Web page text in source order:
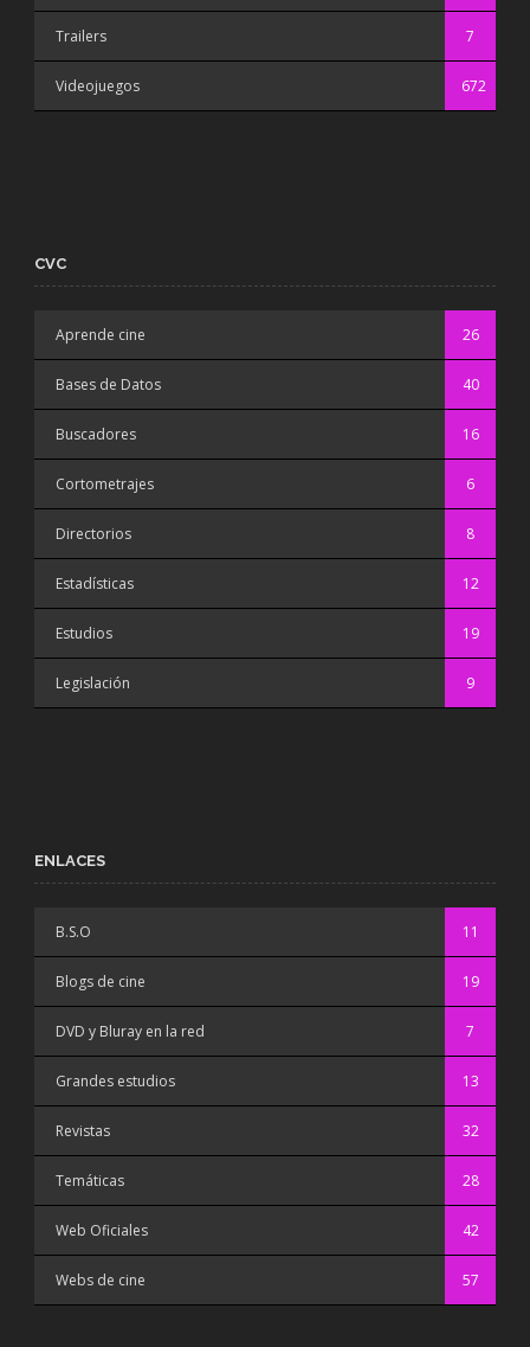
Trailers 7
Videojuegos 672
CVC
Aprende cine 26
Bases de Datos 40
Buscadores 16
Cortometrajes 6
Directorios 8
Estadísticas 12
Estudios 19
Legislación 9
ENLACES
B.S.O 11
Blogs de cine 19
DVD y Bluray en la red 7
Grandes estudios 13
Revistas 32
Temáticas 28
Web Oficiales 42
Webs de cine 57